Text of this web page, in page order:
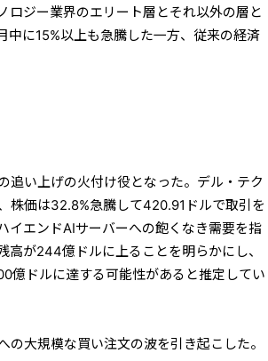
ロジー業界のエリート層とそれ以外の層と
中に15%以上も急騰した一方、従来の経済
追い上げの火付け役となった。デル・テク
株価は32.8%急騰して420.91ドルで取引を
イエンドAIサーバーへの飽くなき需要を指
が244億ドルに上ることを明らかにし、
億ドルに達する可能性があると推定してい
大規模な買い注文の波を引き起こした。